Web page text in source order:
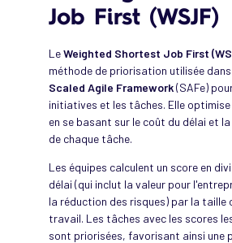
Job First (WSJF)
LeWeighted Shortest Job First
méthode de priorisation utilisée
Scaled Agile Framework(SAFe)
initiatives et les tâches. Elle
en se basant sur le coût du délai et
de chaque tâche.
Les équipes calculent un score en
délai (qui inclut la valeur pour
la réduction des risques) par la taille
travail. Les tâches avec les scores
sont priorisées, favorisant ainsi une